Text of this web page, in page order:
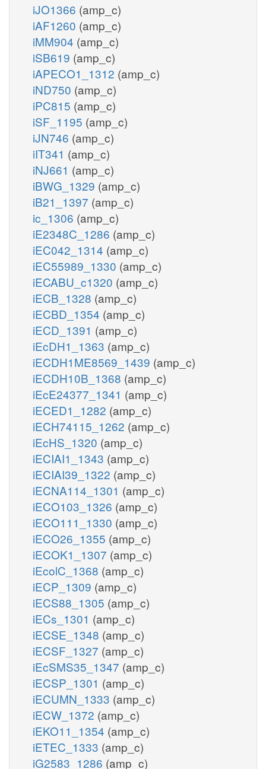
iJO1366 (amp_c)
iAF1260 (amp_c)
iMM904 (amp_c)
iSB619 (amp_c)
iAPECO1_1312 (amp_c)
iND750 (amp_c)
iPC815 (amp_c)
iSF_1195 (amp_c)
iJN746 (amp_c)
iIT341 (amp_c)
iNJ661 (amp_c)
iBWG_1329 (amp_c)
iB21_1397 (amp_c)
ic_1306 (amp_c)
iE2348C_1286 (amp_c)
iEC042_1314 (amp_c)
iEC55989_1330 (amp_c)
iECABU_c1320 (amp_c)
iECB_1328 (amp_c)
iECBD_1354 (amp_c)
iECD_1391 (amp_c)
iEcDH1_1363 (amp_c)
iECDH1ME8569_1439 (amp_c)
iECDH10B_1368 (amp_c)
iEcE24377_1341 (amp_c)
iECED1_1282 (amp_c)
iECH74115_1262 (amp_c)
iEcHS_1320 (amp_c)
iECIAI1_1343 (amp_c)
iECIAI39_1322 (amp_c)
iECNA114_1301 (amp_c)
iECO103_1326 (amp_c)
iECO111_1330 (amp_c)
iECO26_1355 (amp_c)
iECOK1_1307 (amp_c)
iEcolC_1368 (amp_c)
iECP_1309 (amp_c)
iECS88_1305 (amp_c)
iECs_1301 (amp_c)
iECSE_1348 (amp_c)
iECSF_1327 (amp_c)
iEcSMS35_1347 (amp_c)
iECSP_1301 (amp_c)
iECUMN_1333 (amp_c)
iECW_1372 (amp_c)
iEKO11_1354 (amp_c)
iETEC_1333 (amp_c)
iG2583_1286 (amp_c)